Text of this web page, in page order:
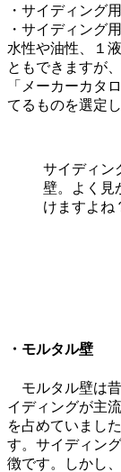
・サイディング
・サイディング
水性や油性、１
ともできますが
「メーカーカタ
てるものを選定し
サイディン
壁。よく見
けますよね
・モルタル壁
モルタル壁は
イディングが主
を占めていまし
す。サイディン
徴です。しかし